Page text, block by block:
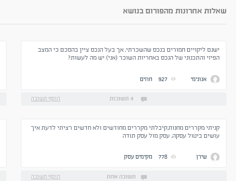
שאלות אחרונות מהפורום בנושא
ישנם ליקויים חמורים בנכס שהשכרתי, אך בעל הנכס ציין בהסכם כי המצב
הפיזי והתכנוני של הנכס באחריות השוכר (אני) יש מה לעשות?
אנונימי 927 חוזים
4 תשובות הוסף תשובה
קניתי מקררים מחנות,קיבלתי מקררים מחודשים ולא חדשים רציתי לדעת איך
עושים ביטול עסקה, עסק מול עסק תודה
שירן 778 מקימים עסק
תשובה אחת הוסף תשובה